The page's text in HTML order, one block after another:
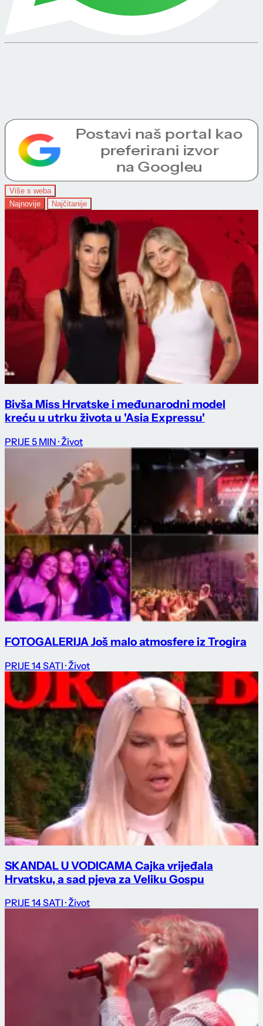
Više s weba
Najnovije
Najčitanije
Bivša Miss Hrvatske i međunarodni model
kreću u utrku života u 'Asia Expressu'
PRIJE 5 MIN · Život
FOTOGALERIJA Još malo atmosfere iz Trogira
PRIJE 14 SATI · Život
SKANDAL U VODICAMA Cajka vrijeđala
Hrvatsku, a sad pjeva za Veliku Gospu
PRIJE 14 SATI · Život